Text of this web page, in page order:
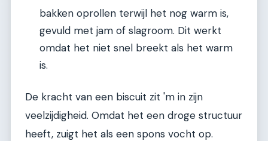
bakken oprollen terwijl het nog warm is,
gevuld met jam of slagroom. Dit werkt
omdat het niet snel breekt als het warm
is.
De kracht van een biscuit zit 'm in zijn
veelzijdigheid. Omdat het een droge structuur
heeft, zuigt het als een spons vocht op.